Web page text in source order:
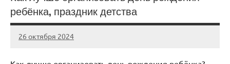
ребёнка, праздник детства
26 октября 2024
Avtor
Нет